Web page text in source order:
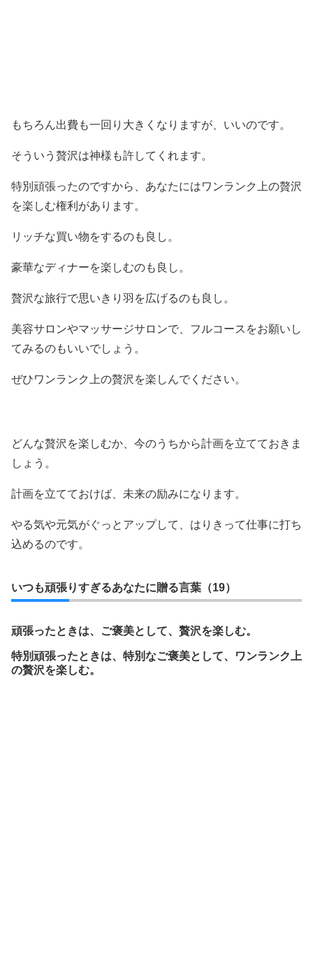
もちろん出費も一回り大きくなりますが、いいのです。
そういう贅沢は神様も許してくれます。
特別頑張ったのですから、あなたにはワンランク上の贅沢
を楽しむ権利があります。
リッチな買い物をするのも良し。
豪華なディナーを楽しむのも良し。
贅沢な旅行で思いきり羽を広げるのも良し。
美容サロンやマッサージサロンで、フルコースをお願いし
てみるのもいいでしょう。
ぜひワンランク上の贅沢を楽しんでください。
どんな贅沢を楽しむか、今のうちから計画を立てておきま
しょう。
計画を立てておけば、未来の励みになります。
やる気や元気がぐっとアップして、はりきって仕事に打ち
込めるのです。
いつも頑張りすぎるあなたに贈る言葉（19）
頑張ったときは、ご褒美として、贅沢を楽しむ。
特別頑張ったときは、特別なご褒美として、ワンランク上
の贅沢を楽しむ。